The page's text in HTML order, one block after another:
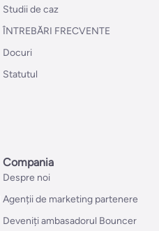
Studii de caz
ÎNTREBĂRI FRECVENTE
Docuri
Statutul
Compania
Despre noi
Agenții de marketing partenere
Deveniți ambasadorul Bouncer